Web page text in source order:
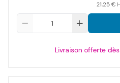
21,25 €
Livraison offerte dès